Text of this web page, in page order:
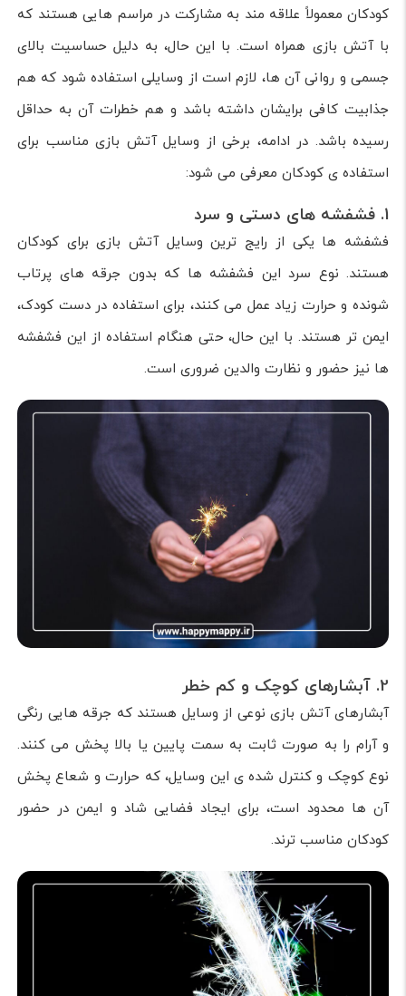
کودکان معمولاً علاقه مند به مشارکت در مراسم هایی هستند که
با آتش بازی همراه است. با این حال، به دلیل حساسیت بالای
جسمی و روانی آن ها، لازم است از وسایلی استفاده شود که هم
جذابیت کافی برایشان داشته باشد و هم خطرات آن به حداقل
رسیده باشد. در ادامه، برخی از وسایل آتش بازی مناسب برای
استفاده ی کودکان معرفی می شود:
1. فشفشه های دستی و سرد
فشفشه ها یکی از رایج ترین وسایل آتش بازی برای کودکان
هستند. نوع سرد این فشفشه ها که بدون جرقه های پرتاب
شونده و حرارت زیاد عمل می کنند، برای استفاده در دست کودک،
ایمن تر هستند. با این حال، حتی هنگام استفاده از این فشفشه
ها نیز حضور و نظارت والدین ضروری است.
2. آبشارهای کوچک و کم خطر
آبشارهای آتش بازی نوعی از وسایل هستند که جرقه هایی رنگی
و آرام را به صورت ثابت به سمت پایین یا بالا پخش می کنند.
نوع کوچک و کنترل شده ی این وسایل، که حرارت و شعاع پخش
آن ها محدود است، برای ایجاد فضایی شاد و ایمن در حضور
کودکان مناسب ترند.